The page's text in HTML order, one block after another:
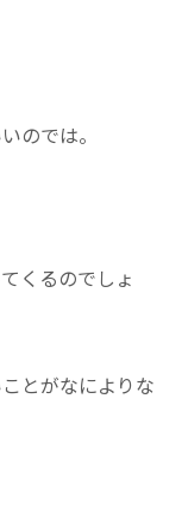
のでは。
くるのでしょ
とがなによりな